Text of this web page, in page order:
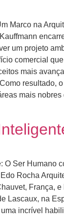
Marco na
um projeto
comercial
mais
resultado,
mais
O Ser Humano
Rocha
França, e
Lascaux, na
incrível